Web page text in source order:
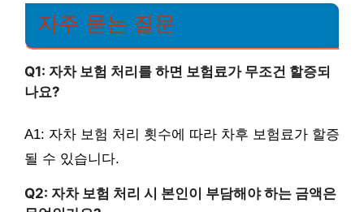
자주 묻는 질문
Q1: 자차 보험 처리를 하면 보험료가 무조건 할증되
나요?
A1: 자차 보험 처리 횟수에 따라 차후 보험료가 할증
될 수 있습니다.
Q2: 자차 보험 처리 시 본인이 부담해야 하는 금액은